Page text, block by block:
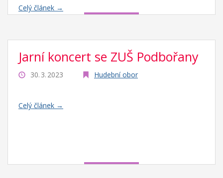
Celý článek →
Jarní koncert se ZUŠ Podbořany
30. 3. 2023 Hudební obor
Celý článek →